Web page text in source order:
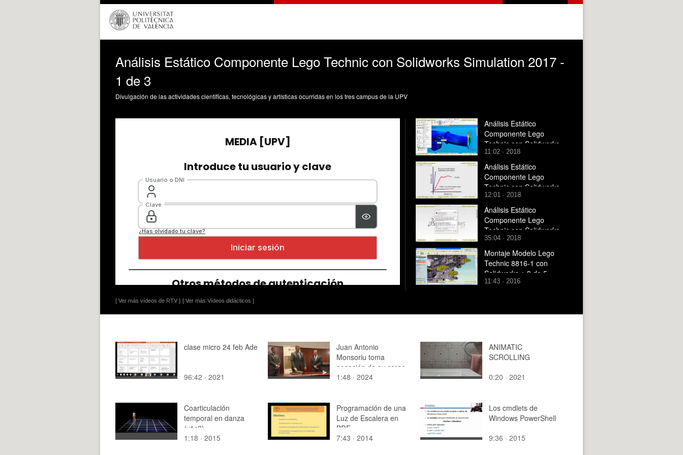
Análisis Estático Componente Lego Technic con Solidworks Simulation 2017 -
1 de 3
Divulgación de las actividades científicas, tecnológicas y artísticas ocurridas en los tres campus de la UPV
[ Ver más vídeos de RTV ] [ Ver más Vídeos didácticos ]
Análisis Estático
Componente Lego
Technic con Solidworks
Simulation 2017 - 3 de 3
11:02 · 2018
Análisis Estático
Componente Lego
Technic con Solidworks
Simulation 2017 - 2 de 3
12:01 · 2018
Análisis Estático
Componente Lego
Technic con Solidworks
Simulation 2017
35:04 · 2018
Montaje Modelo Lego
Technic 8816-1 con
Solidworks ¿ 3 de 5
11:43 · 2016
clase micro 24 feb Ade
96:42 · 2021
Juan Antonio
Monsoriu toma
posesión de su cargo
como director de la
1:48 · 2024
ANIMATIC
SCROLLING
0:20 · 2021
Coarticulación
temporal en danza
(v1c2)
1:18 · 2015
Programación de una
Luz de Escalera en
BDF
7:43 · 2014
Los cmdlets de
Windows PowerShell
9:36 · 2015